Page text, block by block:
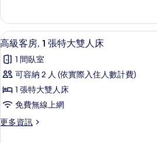
特
大
床
的
所
有
相
片
客
房
一
特
大
的
詳
顯
示
高
級
客
1
高級
5
高級客房, 1 張特大雙人床
1 間臥室
可容納 2 人 (依實際入住人數計費)
1 張特大雙人床
免費無線上網
更多資訊
更